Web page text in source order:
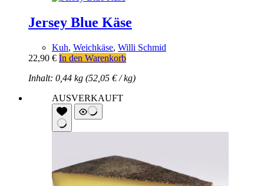
Jersey Blue Käse
Kuh, Weichkäse, Willi Schmid
22,90 € In den Warenkorb
Inhalt: 0,44 kg (52,05 €/kg)
AUSVERKAUFT